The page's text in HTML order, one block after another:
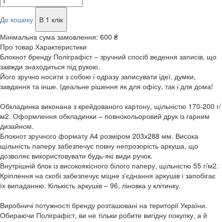
До кошику
В 1 клік
Мінімальна сума замовлення: 600 ₴
Про товар Характеристики
Блокнот бренду Поліграфіст – зручний спосіб ведення записів, що
завжди знаходиться під рукою.
Його зручно носити з собою і одразу записувати ідеї, думки,
завдання та інше. Ідеальне рішення як для офісу, так і для дома!
Обкладинка виконана з крейдованого картону, щільністю 170-200 г/
м2. Оформлення обкладинки – повнокольоровий друк із гарним
дизайном.
Блокнот зручного формату А4 розміром 203х288 мм. Висока
щільність паперу забезпечує повну непрозорість аркуша, що
дозволяє використовувати будь-які види ручок.
Внутрішній блок із високоякісного білого паперу, щільністю 55 г/м2.
Кріплення на скобі забезпечує міцне з'єднання аркушів і запобігає
їх випаданню. Кількість аркушів – 96, ліновка у клітинку.
Виробничі потужності бренду розташовані на території України.
Обираючи Поліграфіст, ви не тільки робите вигідну покупку, а й